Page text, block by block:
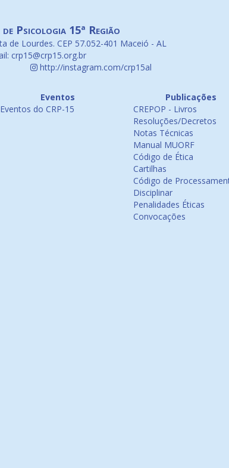
Psicologia 15ª Região
de Lourdes. CEP 57.052-401 Maceió - AL
crp15@crp15.org.br
http://instagram.com/crp15al
Eventos
Eventos do CRP-15
Publicações
CREPOP - Livros
Resoluções/Decretos
Notas Técnicas
Manual MUORF
Código de Ética
Cartilhas
Código de
Disciplinar
Penalidades Éticas
Convocações